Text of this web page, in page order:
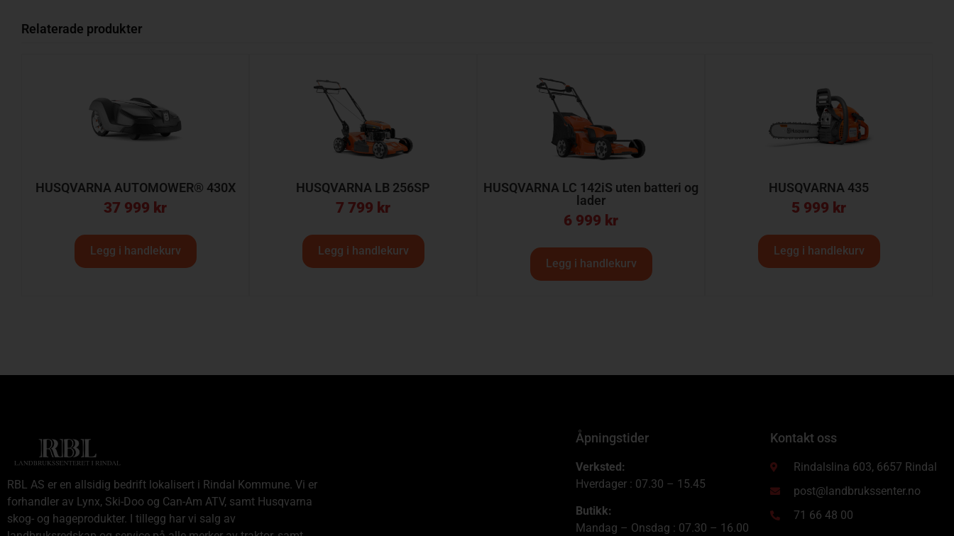
Relaterade produkter
HUSQVARNA AUTOMOWER® 430X
37 999 kr
Legg i handlekurv
HUSQVARNA LB 256SP
7 799 kr
Legg i handlekurv
HUSQVARNA LC 142iS uten batteri og
lader
6 999 kr
Legg i handlekurv
HUSQVARNA 435
5 999 kr
Legg i handlekurv
RBL AS er en allsidig bedrift lokalisert i Rindal Kommune. Vi er
forhandler av Lynx, Ski-Doo og Can-Am ATV, samt Husqvarna
skog- og hageprodukter. I tillegg har vi salg av
Åpningstider
Verksted:
Hverdager : 07.30 – 15.45
Butikk:
Mandag – Onsdag : 07.30 – 16.00
Kontakt oss
Rindalslina 603, 6657 Rindal
post@landbrukssenter.no
71 66 48 00